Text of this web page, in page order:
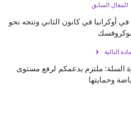
المقال السابق
كلم مربع في أوكرانيا في كانون الثاني وتتجه نحو
بوكروفسك
التالية
السلة: ملتزم بدعمكم لرفع مستوى
وحمايتها